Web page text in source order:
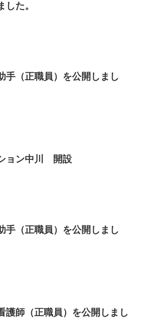
した。
（正職員）を公開しまし
ョン中川 開設
（正職員）を公開しまし
師（正職員）を公開しまし